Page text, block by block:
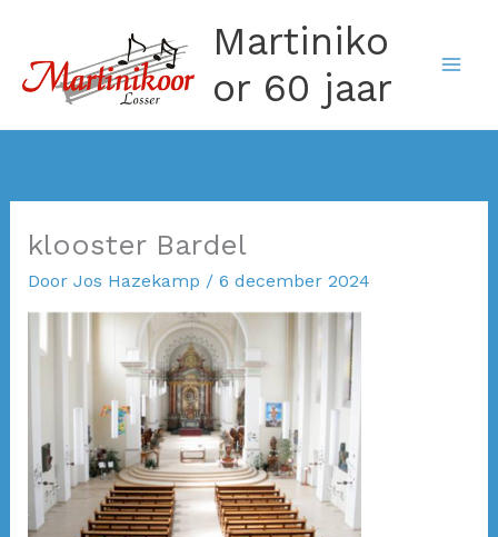
inhoud
Martiniko
or 60 jaar
klooster Bardel
Door Jos Hazekamp / 6 december 2024